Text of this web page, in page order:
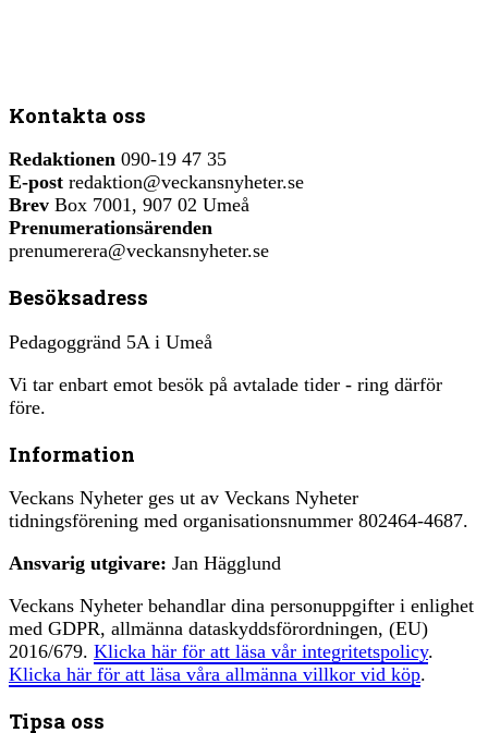
Kontakta oss
Redaktionen 090-19 47 35
E-post redaktion@veckansnyheter.se
Brev Box 7001, 907 02 Umeå
Prenumerationsärenden
prenumerera@veckansnyheter.se
Besöksadress
Pedagoggränd 5A i Umeå
Vi tar enbart emot besök på avtalade tider - ring därför
före.
Information
Veckans Nyheter ges ut av Veckans Nyheter
tidningsförening med organisationsnummer 802464-4687.
Ansvarig utgivare: Jan Hägglund
Veckans Nyheter behandlar dina personuppgifter i enlighet
med GDPR, allmänna dataskyddsförordningen, (EU)
2016/679. Klicka här för att läsa vår integritetspolicy.
Klicka här för att läsa våra allmänna villkor vid köp.
Tipsa oss